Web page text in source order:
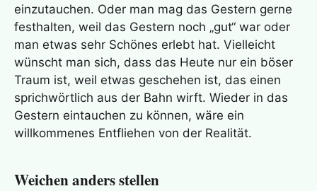
einzutauchen. Oder man mag das Gestern gerne
festhalten, weil das Gestern noch „gut“ war oder
man etwas sehr Schönes erlebt hat. Vielleicht
wünscht man sich, dass das Heute nur ein böser
Traum ist, weil etwas geschehen ist, das einen
sprichwörtlich aus der Bahn wirft. Wieder in das
Gestern eintauchen zu können, wäre ein
willkommenes Entfliehen von der Realität.
Weichen anders stellen